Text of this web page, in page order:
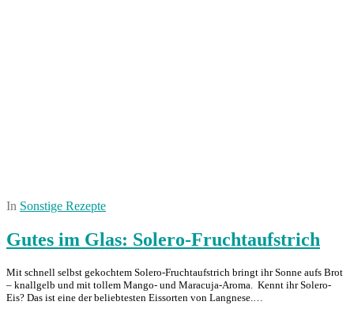
In Sonstige Rezepte
Gutes im Glas: Solero-Fruchtaufstrich
Mit schnell selbst gekochtem Solero-Fruchtaufstrich bringt ihr Sonne aufs Brot
– knallgelb und mit tollem Mango- und Maracuja-Aroma. Kennt ihr Solero-
Eis? Das ist eine der beliebtesten Eissorten von Langnese.…